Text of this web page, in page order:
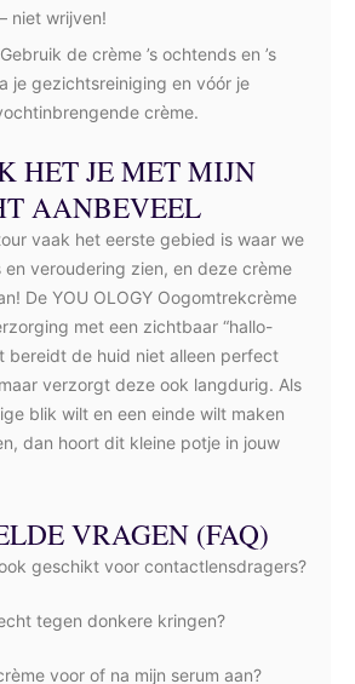
niet wrijven!
Gebruik de crème ’s ochtends en ’s
je gezichtsreiniging en vóór je
crème.
HET JE MET MIJN
AANBEVEEL
vaak het eerste gebied is waar we
veroudering zien, en deze crème
De YOU OLOGY Oogomtrekcrème
met een zichtbaar “hallo-
bereidt de huid niet alleen perfect
verzorgt deze ook langdurig. Als
blik wilt en een einde wilt maken
dan hoort dit kleine potje in jouw
VRAGEN (FAQ)
geschikt voor contactlensdragers?
tegen donkere kringen?
voor of na mijn serum aan?